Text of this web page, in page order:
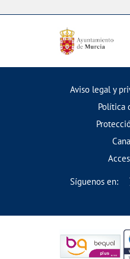
Aviso legal y
Política
Síguenos en: